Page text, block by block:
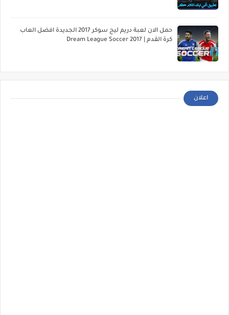
حمل الان لعبة دريم ليج سوكر 2017 الجديدة افضل العاب
كرة القدم | Dream League Soccer 2017
اعلان